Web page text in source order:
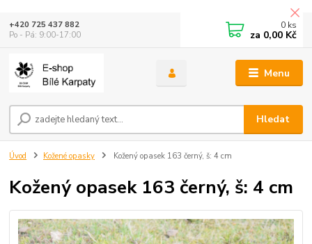
Menu
Hledat
+420 725 437 882
Po - Pá: 9:00-17:00
0 ks
za 0,00 Kč
Úvod Kožené opasky Kožený opasek 163 černý, š: 4 cm
Kožený opasek 163 černý, š: 4 cm